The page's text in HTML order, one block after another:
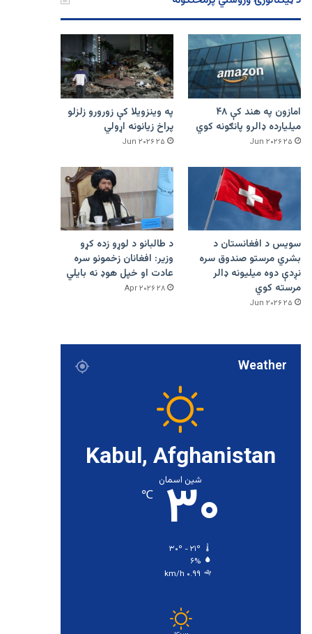
امازون په هند کې ۴۸
میلیارده ډالرو پانګونه کوي
۲۵ Jun ۲۰۲۶
په وینزویلا کې زورورو زلزلو
پراخ زیانونه اړولي
۲۵ Jun ۲۰۲۶
سویس د افغانستان د
بشري مرستو صندوق سره
نږدې دوه میلیونه ډالر
مرسته کوي
۲۵ Jun ۲۰۲۶
د طالبانو د لوړو زده کړو
وزیر: افغانان زخمونو سره
عادت او خپل هوډ نه بایلي
۲۸ Apr ۲۰۲۶
Weather
Kabul, Afghanistan
شین اسمان
۳۰ ℃
۶%
۰.۹۹ km/h